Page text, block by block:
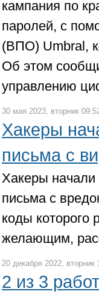
кампания по
паролей, с
(ВПО) Umbral,
Об этом
управлению
30 мая 2023, вторник
Хакеры
письма с
Хакеры
письма с
коды которого
желающим,
20 декабря 2022, вторник
2 из 3